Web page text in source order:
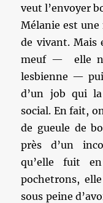
veut l’envoyer
Mélanie est une
de vivant. Mais
meuf — elle
lesbienne —
d’un job qui
social. En fait,
de gueule de
près d’un
qu’elle fuit
pochetrons,
sous peine